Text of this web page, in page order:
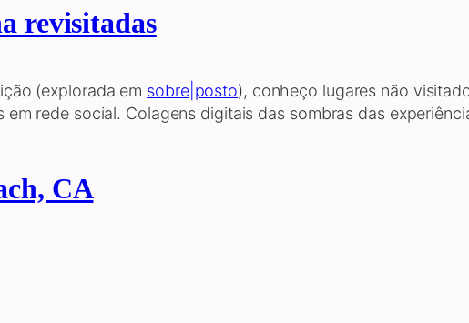
revisitadas
(explorada em sobre|posto), conheço lugares não
rede social. Colagens digitais das sombras das
CA